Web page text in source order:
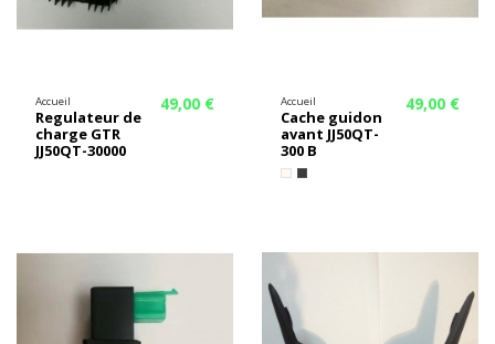
Accueil
Regulateur de
charge GTR
JJ50QT-30000
49,00 € Accueil
Cache guidon
avant JJ50QT-
300 B
49,00 €